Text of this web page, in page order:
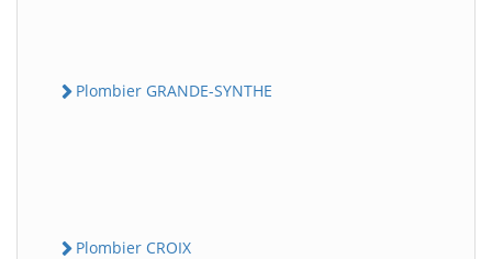
Plombier GRANDE-SYNTHE
Plombier CROIX